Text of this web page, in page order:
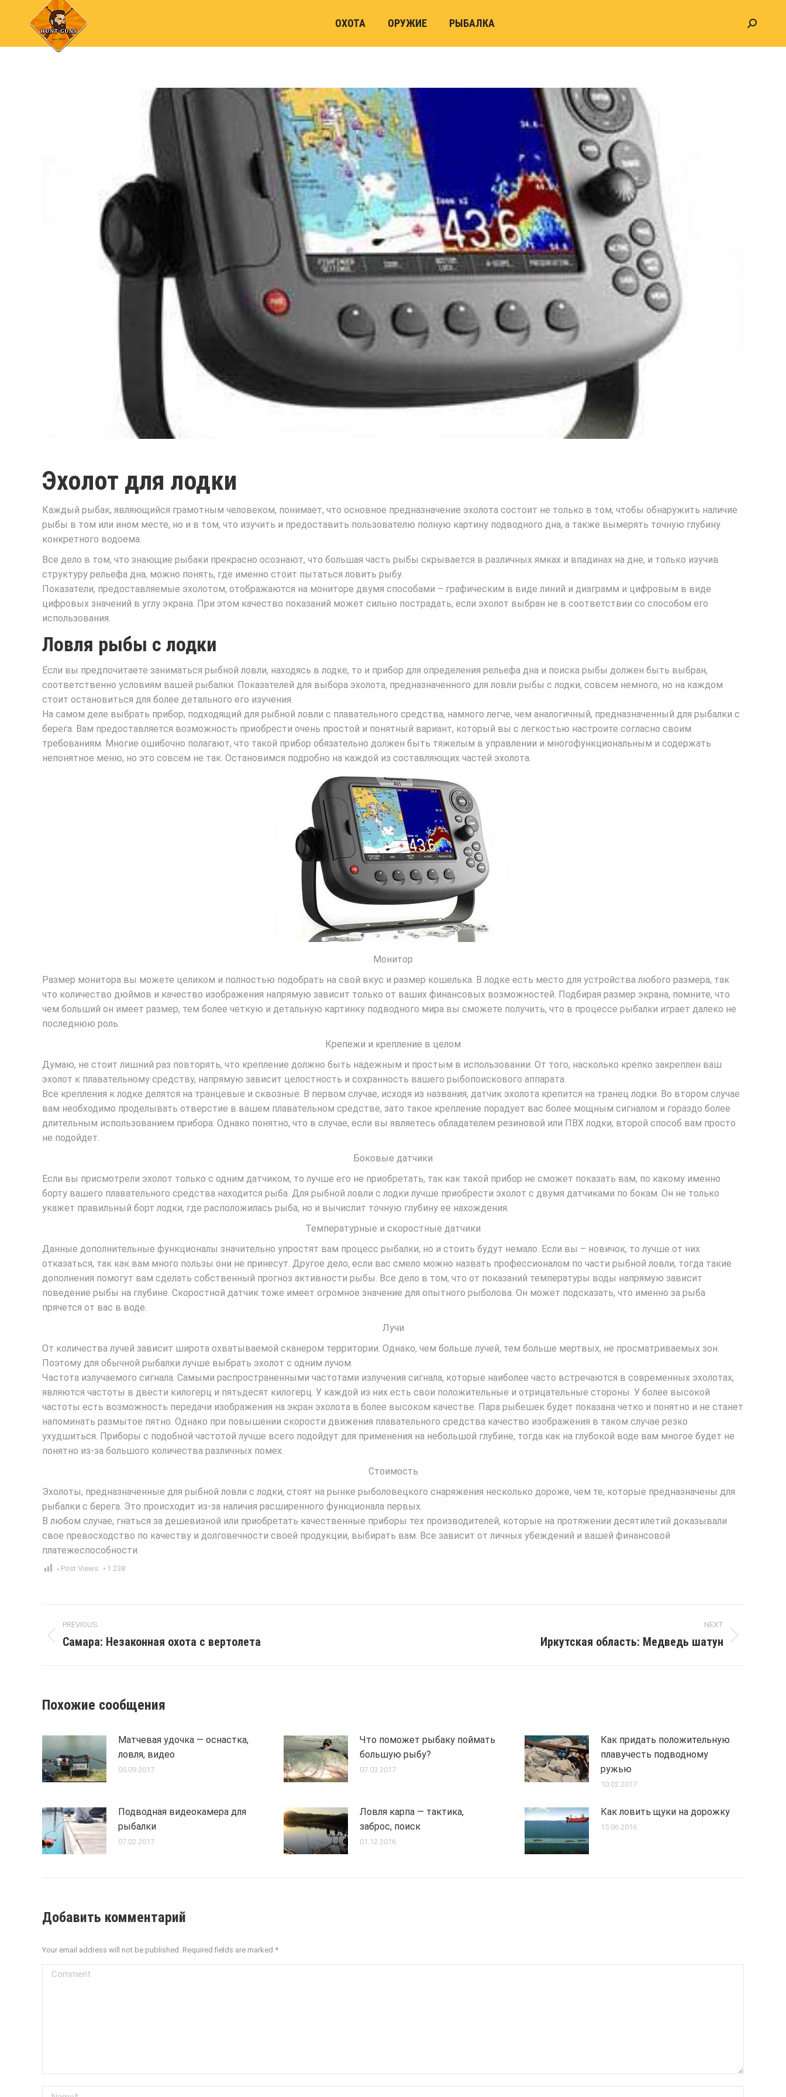
ОХОТА ОРУЖИЕ РЫБАЛКА Search:
Эхолот для лодки
Каждый рыбак, являющийся грамотным человеком, понимает, что основное предназначение эхолота состоит не только в том, чтобы обнаружить наличие
рыбы в том или ином месте, но и в том, что изучить и предоставить пользователю полную картину подводного дна, а также вымерять точную глубину
конкретного водоема.
Все дело в том, что знающие рыбаки прекрасно осознают, что большая часть рыбы скрывается в различных ямках и впадинах на дне, и только изучив
структуру рельефа дна, можно понять, где именно стоит пытаться ловить рыбу.
Показатели, предоставляемые эхолотом, отображаются на мониторе двумя способами – графическим в виде линий и диаграмм и цифровым в виде
цифровых значений в углу экрана. При этом качество показаний может сильно пострадать, если эхолот выбран не в соответствии со способом его
использования.
Ловля рыбы с лодки
Если вы предпочитаете заниматься рыбной ловли, находясь в лодке, то и прибор для определения рельефа дна и поиска рыбы должен быть выбран,
соответственно условиям вашей рыбалки. Показателей для выбора эхолота, предназначенного для ловли рыбы с лодки, совсем немного, но на каждом
стоит остановиться для более детального его изучения.
На самом деле выбрать прибор, подходящий для рыбной ловли с плавательного средства, намного легче, чем аналогичный, предназначенный для рыбалки с
берега. Вам предоставляется возможность приобрести очень простой и понятный вариант, который вы с легкостью настроите согласно своим
требованиям. Многие ошибочно полагают, что такой прибор обязательно должен быть тяжелым в управлении и многофункциональным и содержать
непонятное меню, но это совсем не так. Остановимся подробно на каждой из составляющих частей эхолота.
Монитор
Размер монитора вы можете целиком и полностью подобрать на свой вкус и размер кошелька. В лодке есть место для устройства любого размера, так
что количество дюймов и качество изображения напрямую зависит только от ваших финансовых возможностей. Подбирая размер экрана, помните, что
чем больший он имеет размер, тем более четкую и детальную картинку подводного мира вы сможете получить, что в процессе рыбалки играет далеко не
последнюю роль.
Крепежи и крепление в целом
Думаю, не стоит лишний раз повторять, что крепление должно быть надежным и простым в использовании. От того, насколько крепко закреплен ваш
эхолот к плавательному средству, напрямую зависит целостность и сохранность вашего рыбопоискового аппарата.
Все крепления к лодке делятся на транцевые и сквозные. В первом случае, исходя из названия, датчик эхолота крепится на транец лодки. Во втором случае
вам необходимо проделывать отверстие в вашем плавательном средстве, зато такое крепление порадует вас более мощным сигналом и гораздо более
длительным использованием прибора. Однако понятно, что в случае, если вы являетесь обладателем резиновой или ПВХ лодки, второй способ вам просто
не подойдет.
Боковые датчики
Если вы присмотрели эхолот только с одним датчиком, то лучше его не приобретать, так как такой прибор не сможет показать вам, по какому именно
борту вашего плавательного средства находится рыба. Для рыбной ловли с лодки лучше приобрести эхолот с двумя датчиками по бокам. Он не только
укажет правильный борт лодки, где расположилась рыба, но и вычислит точную глубину ее нахождения.
Температурные и скоростные датчики
Данные дополнительные функционалы значительно упростят вам процесс рыбалки, но и стоить будут немало. Если вы – новичок, то лучше от них
отказаться, так как вам много пользы они не принесут. Другое дело, если вас смело можно назвать профессионалом по части рыбной ловли, тогда такие
дополнения помогут вам сделать собственный прогноз активности рыбы. Все дело в том, что от показаний температуры воды напрямую зависит
поведение рыбы на глубине. Скоростной датчик тоже имеет огромное значение для опытного рыболова. Он может подсказать, что именно за рыба
прячется от вас в воде.
Лучи
От количества лучей зависит широта охватываемой сканером территории. Однако, чем больше лучей, тем больше мертвых, не просматриваемых зон.
Поэтому для обычной рыбалки лучше выбрать эхолот с одним лучом.
Частота излучаемого сигнала. Самыми распространенными частотами излучения сигнала, которые наиболее часто встречаются в современных эхолотах,
являются частоты в двести килогерц и пятьдесят килогерц. У каждой из них есть свои положительные и отрицательные стороны. У более высокой
частоты есть возможность передачи изображения на экран эхолота в более высоком качестве. Пара рыбешек будет показана четко и понятно и не станет
напоминать размытое пятно. Однако при повышении скорости движения плавательного средства качество изображения в таком случае резко
ухудшиться. Приборы с подобной частотой лучше всего подойдут для применения на небольшой глубине, тогда как на глубокой воде вам многое будет не
понятно из-за большого количества различных помех.
Стоимость
Эхолоты, предназначенные для рыбной ловли с лодки, стоят на рынке рыболовецкого снаряжения несколько дороже, чем те, которые предназначены для
рыбалки с берега. Это происходит из-за наличия расширенного функционала первых.
В любом случае, гнаться за дешевизной или приобретать качественные приборы тех производителей, которые на протяжении десятилетий доказывали
свое превосходство по качеству и долговечности своей продукции, выбирать вам. Все зависит от личных убеждений и вашей финансовой
платежеспособности.
Post Views: 1 238
Post
navigation
PREVIOUS
Previous
Самара: Незаконная охота с вертолета
NEXT
Иркутская область: Медведь шатун
Похожие сообщения
Матчевая удочка — оснастка,
ловля, видео
05.09.2017
Что поможет рыбаку поймать
большую рыбу?
07.03.2017
Как придать положительную
плавучесть подводному
ружью
10.02.2017
Подводная видеокамера для
рыбалки
07.02.2017
Ловля карпа — тактика,
заброс, поиск
01.12.2016
Как ловить щуки на дорожку
15.06.2016
Добавить комментарий
Your email address will not be published. Required fields are marked *
Comment
Name *